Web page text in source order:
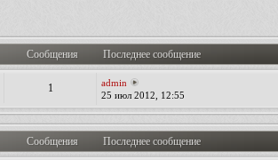
Сообщения Последнее сообщение
1
admin
25 июл 2012, 12:55
Сообщения Последнее сообщение